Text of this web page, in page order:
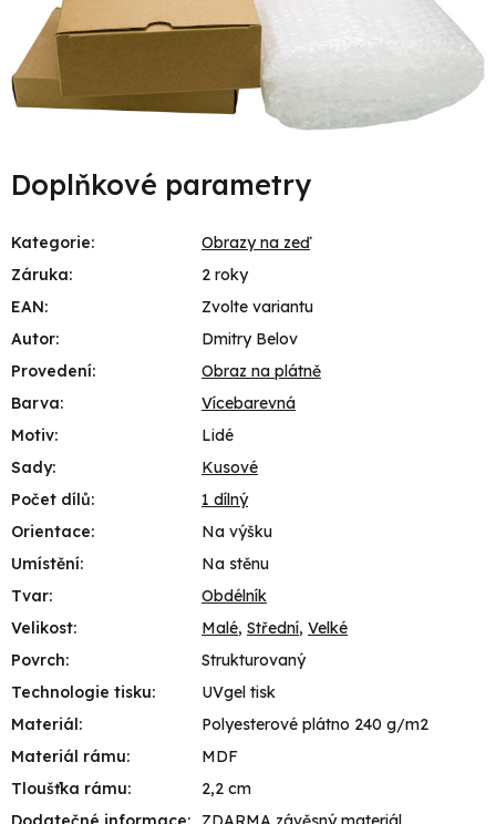
Doplňkové parametry
Kategorie:
Obrazy na zeď
Záruka:
2 roky
EAN:
Zvolte variantu
Autor:
Dmitry Belov
Provedení:
Obraz na plátně
Barva:
Vícebarevná
Motiv:
Lidé
Sady:
Kusové
Počet dílů:
1 dílný
Orientace:
Na výšku
Umístění:
Na stěnu
Tvar:
Obdélník
Velikost: Malé, Střední, Velké
Povrch:
Strukturovaný
Technologie tisku:
UVgel tisk
Materiál:
Polyesterové plátno 240 g/m2
Materiál rámu:
MDF
Tloušťka rámu:
2,2 cm